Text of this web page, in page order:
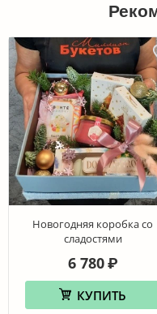
Новогодняя коробка со
сладостями
6 780 ₽
КУПИТЬ